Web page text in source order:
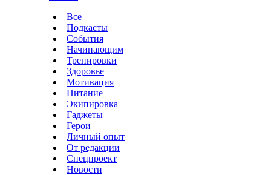
Все
Подкасты
События
Начинающим
Тренировки
Здоровье
Мотивация
Питание
Экипировка
Гаджеты
Герои
Личный опыт
От редакции
Спецпроект
Новости